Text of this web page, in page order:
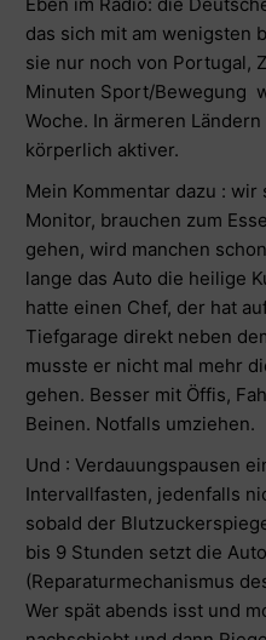
das sich mit am wenigsten
sie nur noch von Portugal,
Minuten Sport/Bewegung
Woche. In ärmeren
körperlich aktiver.
Mein Kommentar dazu :
Monitor, brauchen zum
gehen, wird manchen
lange das Auto die heilige
hatte einen Chef, der hat
Tiefgarage direkt neben
musste er nicht mal mehr
gehen. Besser mit Öffis,
Beinen. Notfalls umziehen.
Und : Verdauungspausen
Intervallfasten, jedenfalls
sobald der
bis 9 Stunden setzt die
(Reparaturmechanismus
Wer spät abends isst und